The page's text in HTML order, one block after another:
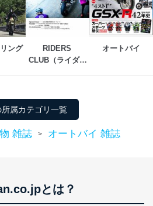
ング
RIDERS
CLUB（ライダー
オートバイ
属カテゴリ一覧
雑誌 > オートバイ 雑誌
とは？